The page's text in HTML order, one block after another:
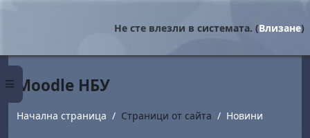
Страничен панел
Не сте влезли в системата. (Влизане)
Moodle НБУ
Начална страница Страници от сайта Новини